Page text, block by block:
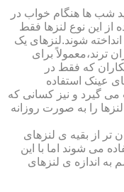
شب ها هنگام خواب در
از این نوع لنزها فقط
شوند.لنزهای یک
برای
که فقط در
عینک استفاده
گیرد و نیز کسانی که
را به صورت روزانه
تر از بقیه ی لنزهای
می شوند اما با این
به اندازه ی لنزهای